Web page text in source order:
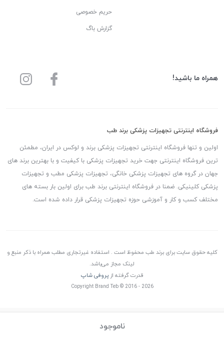
ناموجود
حریم خصوصی
گزارش باگ
همراه ما باشید!
فروشگاه اینترنتی تجهیزات پزشکی برند طب
اولین و تنها فروشگاه اینترنتی تجهیزات پزشکی برند و لوکس در ایران، مطمئن
ترین فروشگاه اینترنتی جهت خرید تجهیزات پزشکی با کیفیت و با بهترین برند های
جهان در گروه های تجهیزات پزشکی خانگی، تجهیزات پزشکی مطب و تجهیزات
پزشکی کلینیکی. ضمنا در فروشگاه اینترنتی برند طب برای اولین بار بسته های
مختلف کسب و کار و آموزشی حوزه تجهیزات پزشکی قرار داده شده است.
کلیه حقوق سایت برای برند طب محفوظ است . استفاده غیرتجاری مطلب همراه با ذکر منبع و
لینک مجاز می‌باشد.
قدرت گرفته ازپروفی شاپ
Copyright Brand Teb © 2016 - 2026